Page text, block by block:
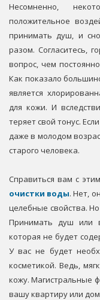
Несомненно,
положительное
принимать душ, и
разом. Согласитесь,
вопрос, чем
Как показало
является
для кожи. И
теряет свой тонус.
даже в молодом
старого человека.
Справиться вам с
очистки воды. Нет,
целебные свойства.
Принимать душ или
которая не будет
У вас не будет
косметикой. Ведь,
кожу. Магистральные
вашу квартиру или